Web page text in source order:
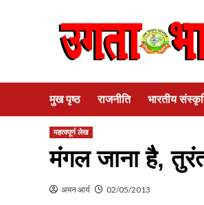
मुख पृष्ठ राजनीति भारतीय
महत्वपूर्ण लेख
मंगल जाना है,
अमन आर्य 02/05/2013